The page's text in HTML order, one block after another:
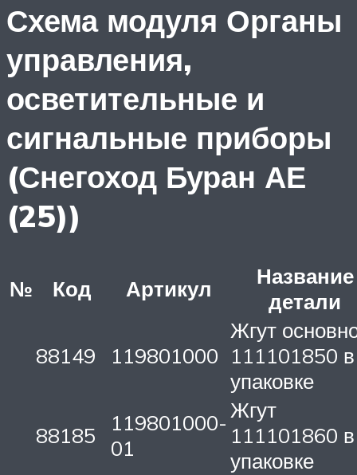
Схема модуля Органы
управления,
осветительные и
сигнальные приборы
(Снегоход Буран АЕ
(25))
№ Код Артикул
Название
детали
88149 119801000
Жгут
111101850 в
упаковке
88185
119801000-
01
Жгут
111101860 в
упаковке